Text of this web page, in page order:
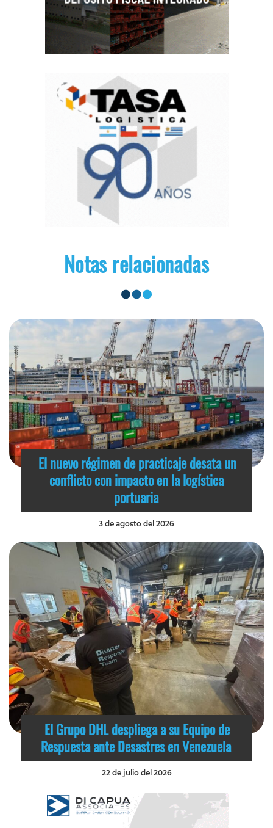
Notas relacionadas
El nuevo régimen de practicaje desata un
conflicto con impacto en la logística
portuaria
3 de agosto del 2026
El Grupo DHL despliega a su Equipo de
Respuesta ante Desastres en Venezuela
22 de julio del 2026